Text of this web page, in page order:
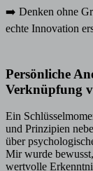
➡️ Denken ohne
echte Innovation
Persönliche
Verknüpfung
Ein
und Prinzipien
über
Mir wurde
wertvolle